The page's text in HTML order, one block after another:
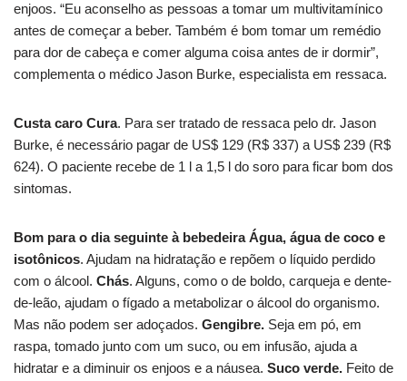
enjoos. “Eu aconselho as pessoas a tomar um multivitamínico
antes de começar a beber. Também é bom tomar um remédio
para dor de cabeça e comer alguma coisa antes de ir dormir”,
complementa o médico Jason Burke, especialista em ressaca.
Custa caro Cura. Para ser tratado de ressaca pelo dr. Jason
Burke, é necessário pagar de US$ 129 (R$ 337) a US$ 239 (R$
624). O paciente recebe de 1 l a 1,5 l do soro para ficar bom dos
sintomas.
Bom para o dia seguinte à bebedeira Água, água de coco e
isotônicos. Ajudam na hidratação e repõem o líquido perdido
com o álcool. Chás. Alguns, como o de boldo, carqueja e dente-
de-leão, ajudam o fígado a metabolizar o álcool do organismo.
Mas não podem ser adoçados. Gengibre. Seja em pó, em
raspa, tomado junto com um suco, ou em infusão, ajuda a
hidratar e a diminuir os enjoos e a náusea. Suco verde. Feito de